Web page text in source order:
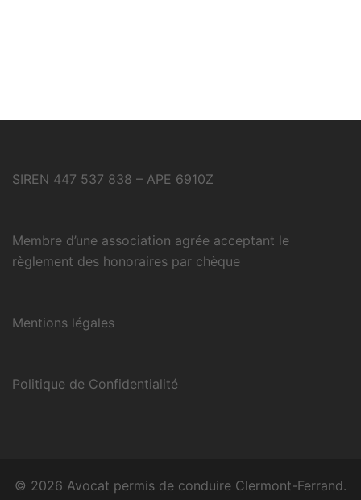
SIREN 447 537 838 – APE 6910Z
Membre d’une association agrée acceptant le
règlement des honoraires par chèque
Mentions légales
Politique de Confidentialité
© 2026 Avocat permis de conduire Clermont-Ferrand.